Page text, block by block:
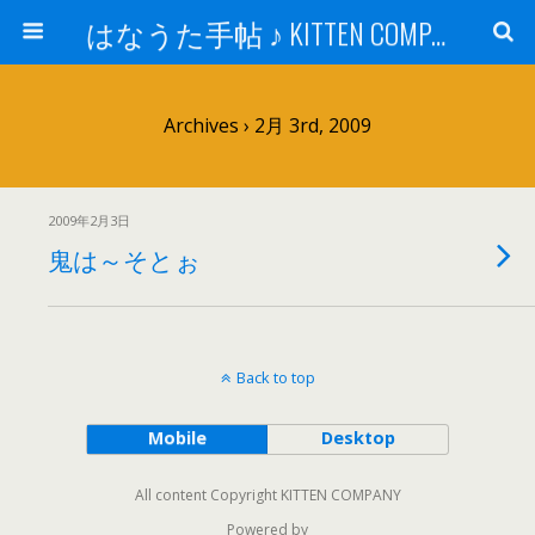
はなうた手帖 ♪ KITTEN COMPANY
Archives › 2月 3rd, 2009
2009年2月3日
鬼は～そとぉ
Back to top
Mobile Desktop
All content Copyright KITTEN COMPANY
Powered by